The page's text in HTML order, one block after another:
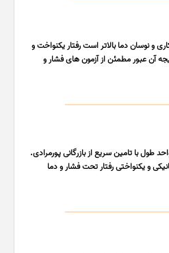
و نوسان دما بالاتر است رفتار یکنواخت و
آن عبور مطمئن از آزمون های فشار و
با تامین سریع از بازرگانی پورمرادی.
و یکنواختی رفتار تحت فشار و دما